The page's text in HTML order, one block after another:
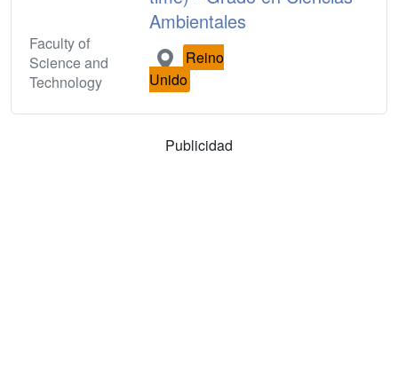
Faculty of
Science and
Technology
Ambientales
Reino
Unido
Publicidad